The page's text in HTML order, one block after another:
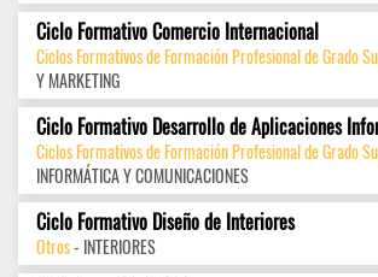
Ciclo Formativo Comercio Internacional
Ciclos Formativos de Formación Profesional de Grado
Y MARKETING
Ciclo Formativo Desarrollo de Aplicaciones
Ciclos Formativos de Formación Profesional de Grado
INFORMÁTICA Y COMUNICACIONES
Ciclo Formativo Diseño de Interiores
Otros- INTERIORES